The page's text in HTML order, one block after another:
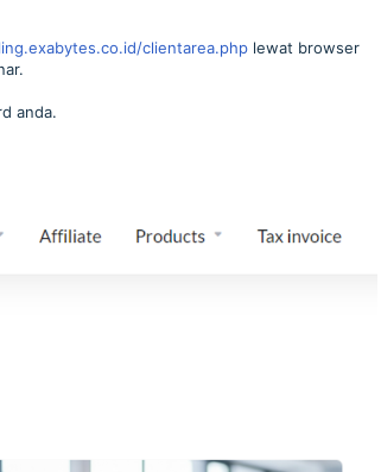
clientarea.php lewat browser
anda.